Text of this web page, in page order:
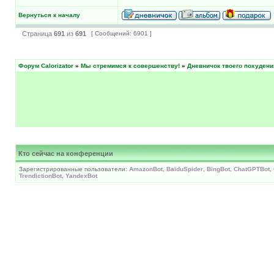
Вернуться к началу
Страница 691 из 691 [ Сообщений: 6901 ]
Форум Calorizator » Мы стремимся к совершенству! » Дневничок твоего
Кто сейчас на конференции
Зарегистрированные пользователи: AmazonBot BaiduSpider BingBot ChatGPTBot
TrendictionBot YandexBot